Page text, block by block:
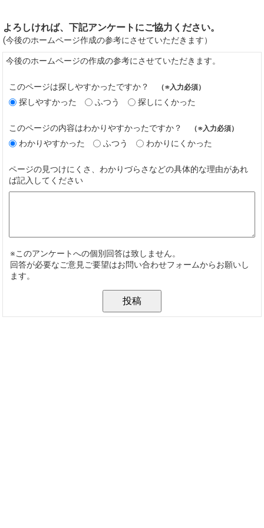
よろしければ、下記アンケートにご協力ください。
(今後のホームページ作成の参考にさせていただきます）
今後のホームページの作成の参考にさせていただきます。
このページは探しやすかったですか？ （※入力必須）
探しやすかった ふつう 探しにくかった
このページの内容はわかりやすかったですか？ （※入力必須）
わかりやすかった ふつう わかりにくかった
ページの見つけにくさ、わかりづらさなどの具体的な理由があれ
ば記入してください
※このアンケートへの個別回答は致しません。
回答が必要なご意見ご要望はお問い合わせフォームからお願いし
ます。